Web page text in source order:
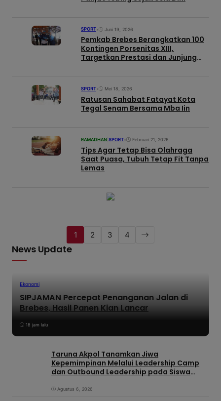
SPORT• Juni 19, 2026
Pemkab Brebes Berangkatkan 100
Kontingen Porsenitas XIII,
Targetkan Prestasi dan Junjung
SPORT• Mei 18, 2026
Ratusan Sahabat Fatayat Kota
Tegal Senam Bersama Mba Iin
RAMADHAN SPORT• Februari 21, 2026
Tips Agar Tetap Bisa Olahraga
Saat Puasa, Tubuh Tetap Fit Tanpa
Lemas
1 2 3 4
News Update
Ekonomi
SIPJAMAN Percepat Penanganan Jalan di
Brebes, Hasil Panen Kian Lancar
18 jam lalu
Taruna Akpol Tanamkan Jiwa
Kepemimpinan Melalui Leadership Camp
dan Outbound Leadership pada Siswa
Agustus 6, 2026